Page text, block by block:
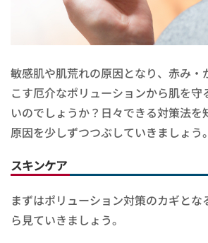
敏感肌や肌荒れの原因となり、赤み・
こす厄介なポリューションから肌を守
いのでしょうか？日々できる対策法を
原因を少しずつつぶしていきましょう。
スキンケア
まずはポリューション対策のカギと
ら見ていきましょう。